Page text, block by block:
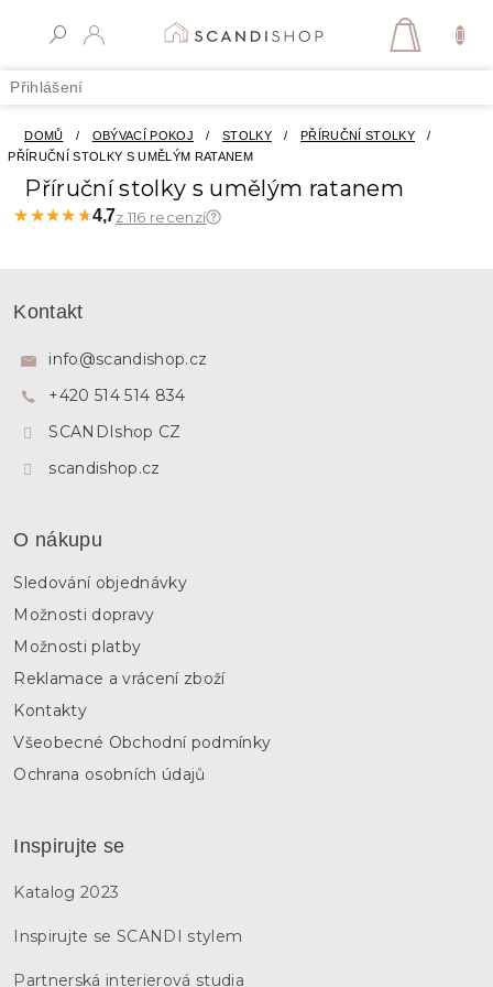
Přihlášení
DOMŮ / OBÝVACÍ POKOJ / STOLKY / PŘÍRUČNÍ STOLKY
/
PŘÍRUČNÍ STOLKY S UMĚLÝM RATANEM
Příruční stolky s umělým ratanem
★★★★★
★★★★★4,7z 116 recenzí
Kontakt
info@scandishop.cz
+420 514 514 834
SCANDIshop CZ
scandishop.cz
O nákupu
Sledování objednávky
Možnosti dopravy
Možnosti platby
Reklamace a vrácení zboží
Kontakty
Všeobecné Obchodní podmínky
Ochrana osobních údajů
Inspirujte se
Katalog 2023
Inspirujte se SCANDI stylem
Partnerská interierová studia